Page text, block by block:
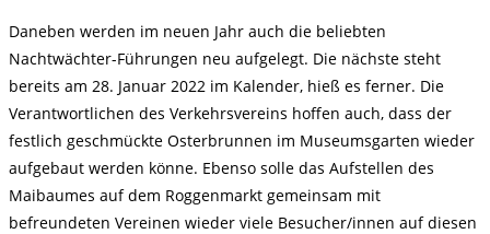
Daneben werden im neuen Jahr auch die beliebten
Nachtwächter-Führungen neu aufgelegt. Die nächste steht
bereits am 28. Januar 2022 im Kalender, hieß es ferner. Die
Verantwortlichen des Verkehrsvereins hoffen auch, dass der
festlich geschmückte Osterbrunnen im Museumsgarten wieder
aufgebaut werden könne. Ebenso solle das Aufstellen des
Maibaumes auf dem Roggenmarkt gemeinsam mit
befreundeten Vereinen wieder viele Besucher/innen auf diesen